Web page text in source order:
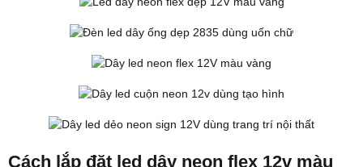
Cách lắp đặt led dây neon flex 12v màu